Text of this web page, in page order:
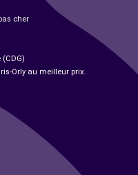
cher
(CDG)
Orly au meilleur prix.